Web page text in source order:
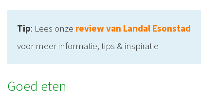
Tip: Lees onze review van Landal Esonstad
voor meer informatie, tips & inspiratie
Goed eten